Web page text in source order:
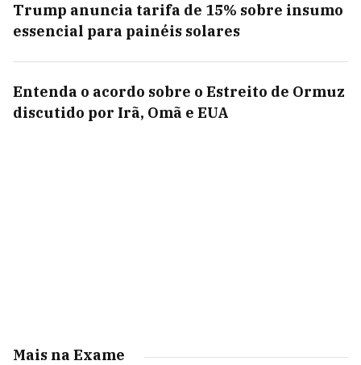
Trump anuncia tarifa de 15% sobre insumo
essencial para painéis solares
Entenda o acordo sobre o Estreito de Ormuz
discutido por Irã, Omã e EUA
Mais na Exame